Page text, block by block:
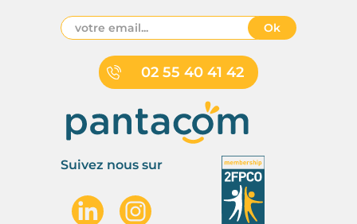
02 55 40 41 42
Ok
Suivez nous sur